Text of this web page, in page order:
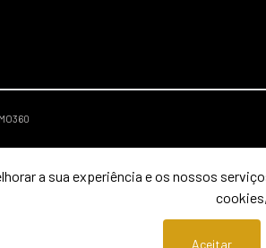
a sua experiência e os nossos
Aceitar